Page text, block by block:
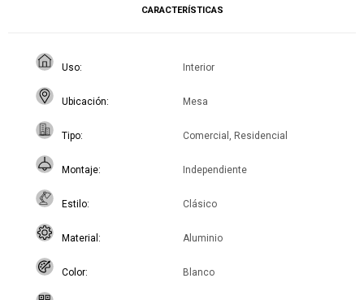
CARACTERÍSTICAS
Uso Interior
Ubicación Mesa
Tipo Comercial, Residencial
Montaje Independiente
Estilo Clásico
Material Aluminio
Color Blanco